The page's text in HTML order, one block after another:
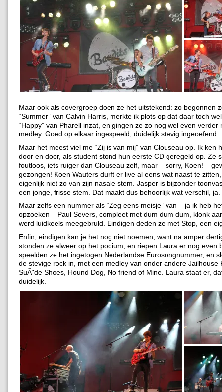
Maar ook als covergroep doen ze het uitstekend: zo begonnen
“Summer” van Calvin Harris, merkte ik plots op dat daar toch
“Happy” van Pharell inzat, en gingen ze zo nog wel even verder
medley. Goed op elkaar ingespeeld, duidelijk stevig ingeoefend.
Maar het meest viel me “Zij is van mij” van Clouseau op. Ik ken
door en door, als student stond hun eerste CD geregeld op. Ze
foutloos, iets ruiger dan Clouseau zelf, maar – sorry, Koen! –
gezongen! Koen Wauters durft er live al eens wat naast te
eigenlijk niet zo van zijn nasale stem. Jasper is bijzonder
een jonge, frisse stem. Dat maakt dus behoorlijk wat verschil, ja.
Maar zelfs een nummer als “Zeg eens meisje” van – ja ik heb
opzoeken – Paul Severs, compleet met dum dum dum, klonk
werd luidkeels meegebruld. Eindigen deden ze met Stop, een
Enfin, eindigen kan je het nog niet noemen, want na amper
stonden ze alweer op het podium, en riepen Laura er nog even
speelden ze het ingetogen Nederlandse Eurosongnummer, en
de stevige rock in, met een medley van onder andere Jailhouse
SuÃ¨de Shoes, Hound Dog, No friend of Mine. Laura staat er,
duidelijk.